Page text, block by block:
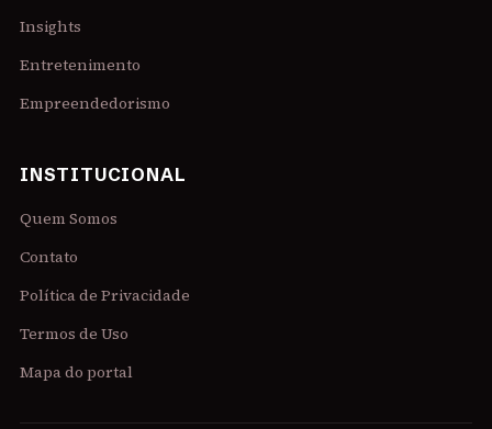
Insights
Entretenimento
Empreendedorismo
INSTITUCIONAL
Quem Somos
Contato
Política de Privacidade
Termos de Uso
Mapa do portal